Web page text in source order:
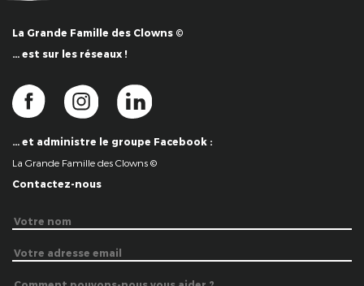
La Grande Famille des Clowns ©
… est sur les réseaux !
… et administre le groupe Facebook :
La Grande Famille des Clowns ©
Contactez-nous